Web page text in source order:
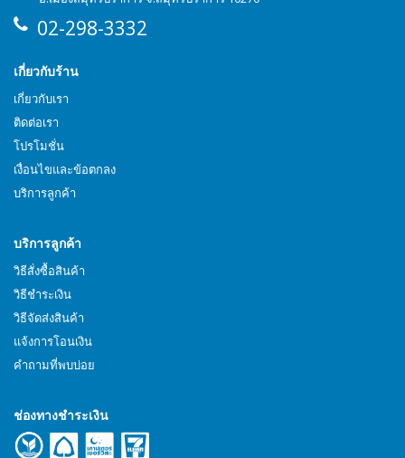
02-298-3332
เกี่ยวกับร้าน
เกี่ยวกับเรา
ติดต่อเรา
โปรโมชั่น
เงื่อนไขและข้อตกลง
บริการลูกค้า
บริการลูกค้า
วิธีสั่งซื้อสินค้า
วิธีชำระเงิน
วิธีจัดส่งสินค้า
แจ้งการโอนเงิน
คำถามที่พบบ่อย
ช่องทางชำระเงิน